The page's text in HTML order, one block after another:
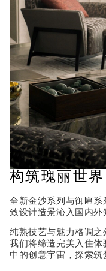
构筑瑰丽世界
全新金沙系列与御匾系
致设计造景沁入国内外
纯熟技艺与魅力格调
我们将缔造完美入住
中的创意宇宙，探索筑